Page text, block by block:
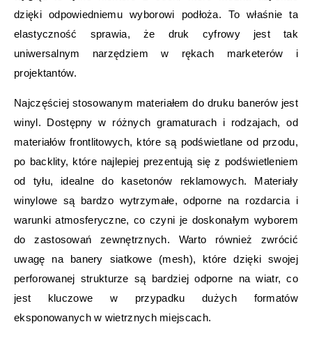
dzięki odpowiedniemu wyborowi podłoża. To właśnie ta
elastyczność sprawia, że druk cyfrowy jest tak
uniwersalnym narzędziem w rękach marketerów i
projektantów.
Najczęściej stosowanym materiałem do druku banerów jest
winyl. Dostępny w różnych gramaturach i rodzajach, od
materiałów frontlitowych, które są podświetlane od przodu,
po backlity, które najlepiej prezentują się z podświetleniem
od tyłu, idealne do kasetonów reklamowych. Materiały
winylowe są bardzo wytrzymałe, odporne na rozdarcia i
warunki atmosferyczne, co czyni je doskonałym wyborem
do zastosowań zewnętrznych. Warto również zwrócić
uwagę na banery siatkowe (mesh), które dzięki swojej
perforowanej strukturze są bardziej odporne na wiatr, co
jest kluczowe w przypadku dużych formatów
eksponowanych w wietrznych miejscach.